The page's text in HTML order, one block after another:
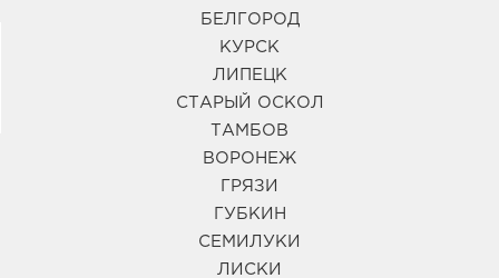
БЕЛГОРОД
КУРСК
ЛИПЕЦК
СТАРЫЙ ОСКОЛ
ТАМБОВ
ВОРОНЕЖ
ГРЯЗИ
ГУБКИН
СЕМИЛУКИ
ЛИСКИ